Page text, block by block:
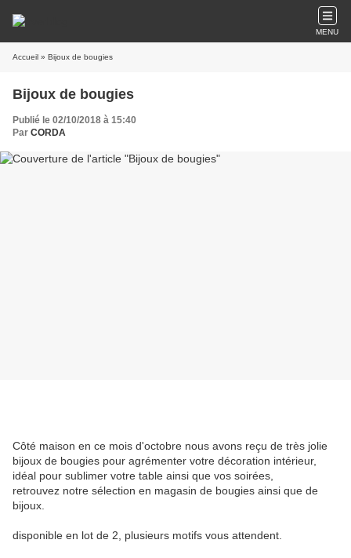
MENU
Accueil » Bijoux de bougies
Bijoux de bougies
Publié le 02/10/2018 à 15:40
Par CORDA
Côté maison en ce mois d'octobre nous avons reçu de très jolie
bijoux de bougies pour agrémenter votre décoration intérieur,
idéal pour sublimer votre table ainsi que vos soirées,
retrouvez notre sélection en magasin de bougies ainsi que de
bijoux.
disponible en lot de 2, plusieurs motifs vous attendent.